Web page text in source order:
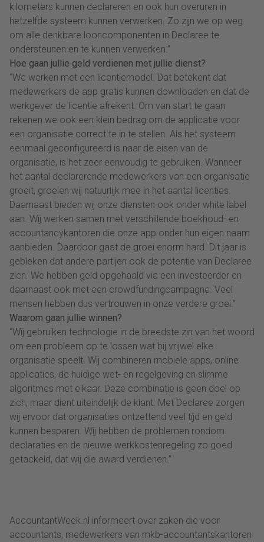
kilometers kunnen declareren en ook hun overuren in
hetzelfde systeem kunnen verwerken. Zo zijn we op weg
om alle denkbare looncomponenten in Declaree te
ondersteunen en te kunnen verwerken.”
Hoe gaan jullie geld verdienen met jullie dienst?
“We werken met een licentiemodel. Dat betekent dat
medewerkers de app gratis kunnen downloaden en dat de
werkgever de licentie afrekent. Om van start te gaan
rekenen we ook een klein bedrag om de applicatie voor
een organisatie correct te in te stellen. Als het systeem
eenmaal geconfigureerd is naar de eisen van de
organisatie, is het zeer eenvoudig te gebruiken. Wanneer
het aantal declarerende medewerkers van een organisatie
groeit, groeien wij natuurlijk mee in het aantal licenties.
Daarnaast bieden wij onze diensten ook onder white label
aan. Wij werken samen met verschillende boekhoud- en
accountancykantoren die onze app onder hun eigen naam
aanbieden. Daardoor gaat de groei enorm hard. Dit jaar is
gebleken dat andere partijen ook de potentie van Declaree
zien. We hebben geld opgehaald via een investeerder en
daarnaast ook met een crowdfundingcampagne. Veel
mensen hebben dus vertrouwen in onze verdere groei.”
Waarom gaan jullie winnen?
“Wij gebruiken technologie in de breedste zin van het woord
om een probleem op te lossen wat bij vrijwel elke
organisatie speelt. Wij combineren mobiele apps, online
applicaties, de huidige wet- en regelgeving en slimme
algoritmes met elkaar. Deze combinatie is geen doel op
zich, maar dient uiteindelijk de klant. Met Declaree zorgen
wij ervoor dat organisaties ontzettend veel tijd en geld
kunnen besparen. Wij hebben de problemen rondom
declaraties en de nieuwe werkkostenregeling zo goed
getackeld, dat wij die award verdienen.”
AccountantWeek.nl informeert over zaken die voor
accountants, medewerkers van mkb-accountantskantoren